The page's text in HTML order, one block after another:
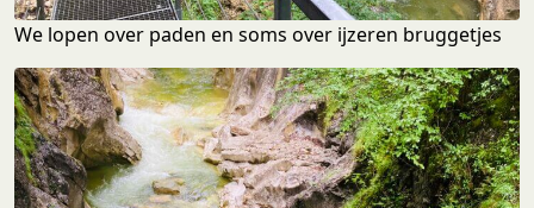
We lopen over paden en soms over ijzeren bruggetjes